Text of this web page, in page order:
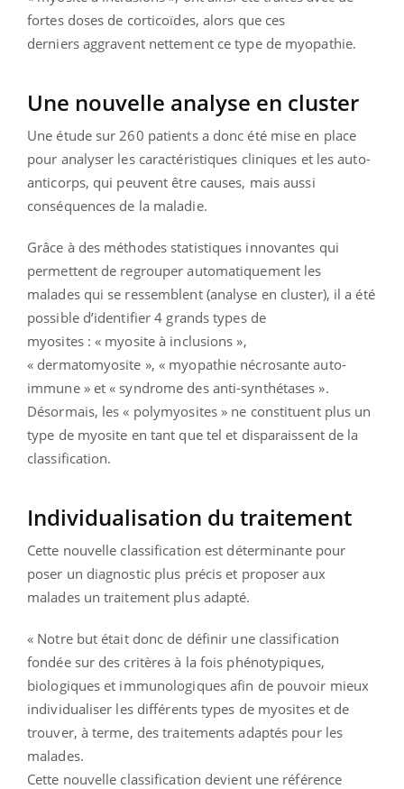
fortes doses de corticoïdes, alors que ces
derniers aggravent nettement ce type de myopathie.
Une nouvelle analyse en cluster
Une étude sur 260 patients a donc été mise en place
pour analyser les caractéristiques cliniques et les auto-
anticorps, qui peuvent être causes, mais aussi
conséquences de la maladie.
Grâce à des méthodes statistiques innovantes qui
permettent de regrouper automatiquement les
malades qui se ressemblent (analyse en cluster), il a été
possible d’identifier 4 grands types de
myosites : « myosite à inclusions »,
« dermatomyosite », « myopathie nécrosante auto-
immune » et « syndrome des anti-synthétases ».
Désormais, les « polymyosites » ne constituent plus un
type de myosite en tant que tel et disparaissent de la
classification.
Individualisation du traitement
Cette nouvelle classification est déterminante pour
poser un diagnostic plus précis et proposer aux
malades un traitement plus adapté.
« Notre but était donc de définir une classification
fondée sur des critères à la fois phénotypiques,
biologiques et immunologiques afin de pouvoir mieux
individualiser les différents types de myosites et de
trouver, à terme, des traitements adaptés pour les
malades.
Cette nouvelle classification devient une référence